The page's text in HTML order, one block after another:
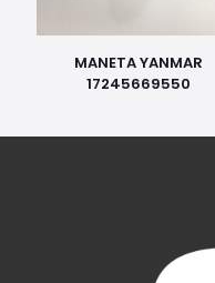
MANETA YANMAR
17245669550